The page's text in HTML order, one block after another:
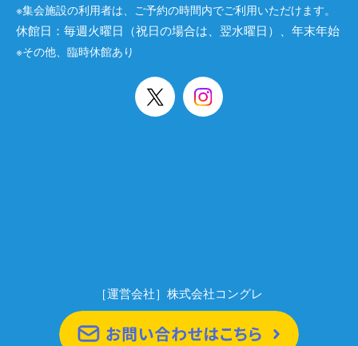
※集会施設の利用者は、ご予約の時間内でご利用いただけます。
休館日：毎週火曜日（祝日の場合は、翌水曜日）、年末年始
※その他、臨時休館あり
［運営会社］株式会社コングレ